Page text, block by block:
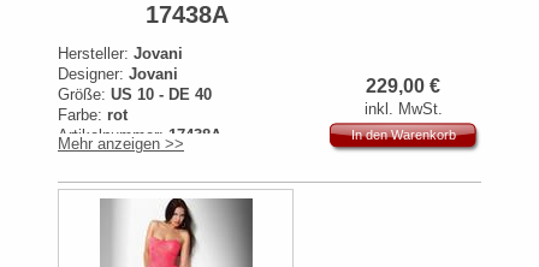
229,00 €
inkl. MwSt.
In den Warenkorb
17438A
Hersteller: Jovani
Designer: Jovani
Größe: US 10 - DE 40
Farbe: rot
Artikelnummer:17438A
Originalpreis:799€
Mehr anzeigen >>